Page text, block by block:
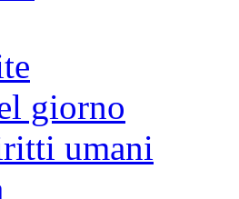
giorno
umani